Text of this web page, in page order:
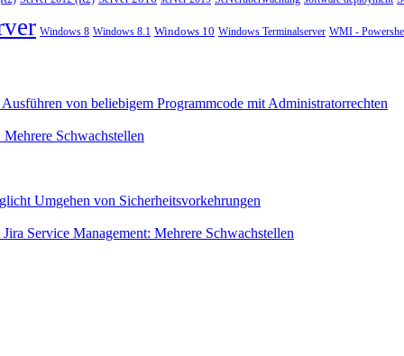
Windows 8 Windows 8.1 Windows 10 Windows Terminalserver WMI -
von beliebigem Programmcode mit Administratorrechten
Schwachstellen
Umgehen von Sicherheitsvorkehrungen
Service Management: Mehrere Schwachstellen